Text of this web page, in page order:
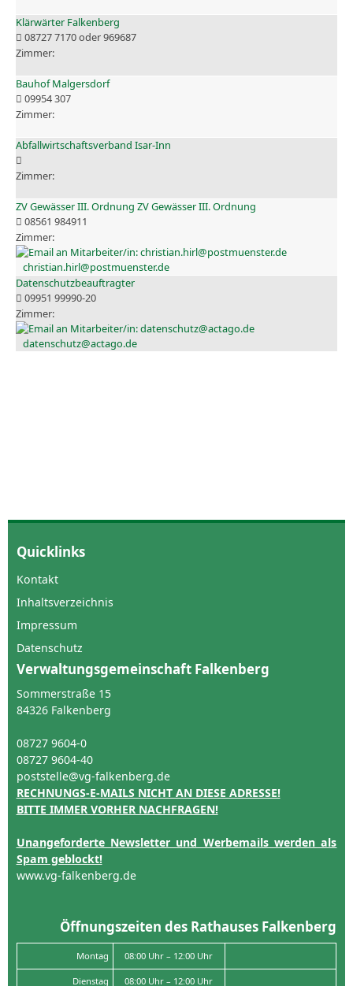
Klärwärter Falkenberg
08727 7170 oder 969687
Bauhof Malgersdorf
09954 307
Abfallwirtschaftsverband Isar-Inn
ZV Gewässer III. Ordnung ZV Gewässer III. Ordnung
08561 984911
christian.hirl@postmuenster.de
Datenschutzbeauftragter
09951 99990-20
datenschutz@actago.de
Quicklinks
Kontakt
Inhaltsverzeichnis
Impressum
Datenschutz
Verwaltungsgemeinschaft Falkenberg
Sommerstraße 15
84326 Falkenberg
08727 9604-0
08727 9604-40
poststelle@vg-falkenberg.de
RECHNUNGS-E-MAILS NICHT AN DIESE ADRESSE!
BITTE IMMER VORHER NACHFRAGEN!
Unangeforderte Newsletter und Werbemails werden als
Spam geblockt!
www.vg-falkenberg.de
Öffnungszeiten des Rathauses Falkenberg
Montag 08:00 Uhr – 12:00 Uhr
Dienstag 08:00 Uhr – 12:00 Uhr